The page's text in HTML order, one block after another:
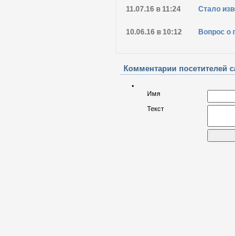
11.07.16 в 11:24 Стало
10.06.16 в 10:12 Вопрос о
Комментарии посетителей
Имя
Текст